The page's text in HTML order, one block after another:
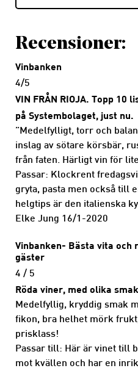
Recensioner:
Vinbanken
4/5
VIN FRÅN RIOJA. Topp 10
på Systembolaget, just nu.
”Medelfylligt, torr och
inslag av sötare körsbär,
från faten. Härligt vin för
Passar: Klockrent
gryta, pasta men också till
helgtips är den italienska
Elke Jung 16/1-2020
Vinbanken- Bästa vita och
gäster
4 / 5
Röda viner, med olika
Medelfyllig, kryddig smak
fikon, bra helhet mörk
prisklass!
Passar till: Här är vinet till
mot kvällen och har en